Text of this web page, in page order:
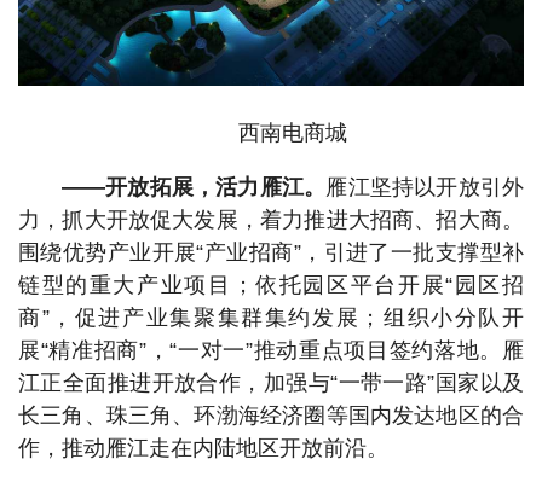
西南电商城
——开放拓展，活力雁江。 雁江坚持以开放引外
力，抓大开放促大发展，着力推进大招商、招大商。
围绕优势产业开展“产业招商”，引进了一批支撑型补
链型的重大产业项目；依托园区平台开展“园区招
商”，促进产业集聚集群集约发展；组织小分队开
展“精准招商”，“一对一”推动重点项目签约落地。雁
江正全面推进开放合作，加强与“一带一路”国家以及
长三角、珠三角、环渤海经济圈等国内发达地区的合
作，推动雁江走在内陆地区开放前沿。